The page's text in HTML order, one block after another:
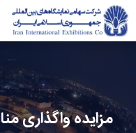
مزایده واگذاری